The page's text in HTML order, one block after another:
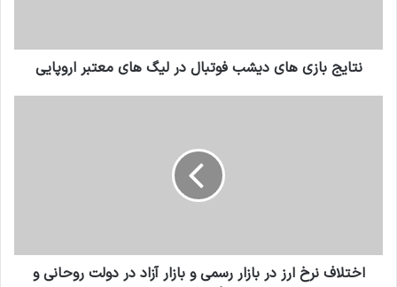
نتایج بازی های دیشب فوتبال در لیگ های معتبر اروپایی
اختلاف نرخ ارز در بازار رسمی و بازار آزاد در دولت روحانی و